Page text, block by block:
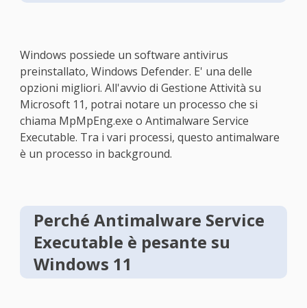
Windows possiede un software antivirus
preinstallato, Windows Defender. E' una delle
opzioni migliori. All'avvio di Gestione Attività su
Microsoft 11, potrai notare un processo che si
chiama MpMpEng.exe o Antimalware Service
Executable. Tra i vari processi, questo antimalware
è un processo in background.
Perché Antimalware Service
Executable è pesante su
Windows 11